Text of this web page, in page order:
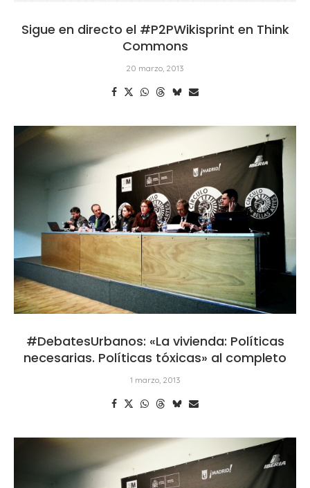
Sigue en directo el #P2PWikisprint en Think
Commons
20 marzo, 2013
#DebatesUrbanos: «La vivienda: Políticas
necesarias. Políticas tóxicas» al completo
1 marzo, 2013